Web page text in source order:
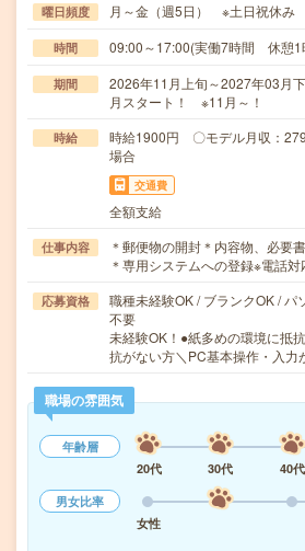
曜日頻度 月～金（週5日） ※土日祝休み
時間 09:00～17:00(実働7時間 休憩1
期間
2026年11月上旬～2027年03月
月スタート！ ※11月～！
時給
時給1900円 〇モデル月収：
場合
交通費
全額支給
仕事内容
＊郵便物の開封＊内容物、必要
＊専用システムへの登録※電話
応募資格
職種未経験OK / ブランクOK / パ
不要
未経験OK！●紙多めの環境に抵
抗がない方＼PC基本操作・入
職場の雰囲気
年齢層
20代
30代 40代
男女比率
女性